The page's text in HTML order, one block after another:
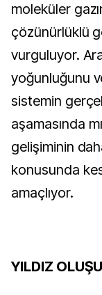
moleküler
çözünürlüklü
vurguluyor.
yoğunluğunu
sistemin
aşamasında
gelişiminin
konusunda
amaçlıyor.
YILDIZ